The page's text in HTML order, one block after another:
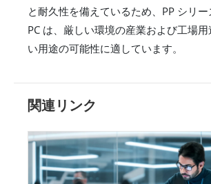
と耐久性を備えているため、PP シリ
PC は、厳しい環境の産業および工場
い用途の可能性に適しています。
関連リンク